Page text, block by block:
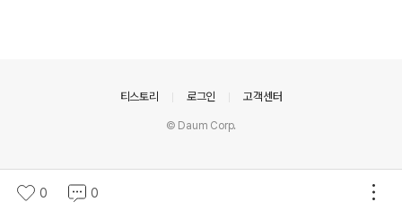
0 0
티스토리 로그인 고객센터
© Daum Corp.